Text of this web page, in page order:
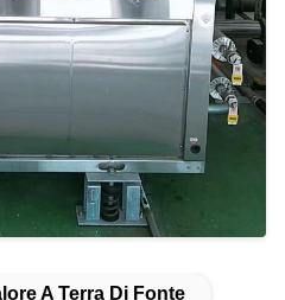
A Terra Di Fonte